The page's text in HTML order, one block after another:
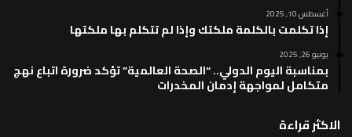
أغسطس 10, 2025
إذا تكلمت بالكلمة ملكتك وإذا لم تتكلم بها ملكتها
يونيو 26, 2025
بمناسبة اليوم الدولي.. “الصحة العالمية” تؤكد ضرورة اتباع نهج
متكامل لمواجهة إدمان المخدرات
الاكثر قراءة